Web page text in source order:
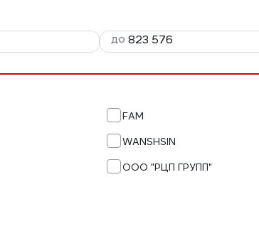
до
FAM
WANSHSIN
ООО "РЦП ГРУПП"